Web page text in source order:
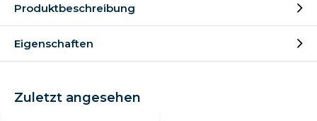
Produktbeschreibung
Eigenschaften
Zuletzt angesehen